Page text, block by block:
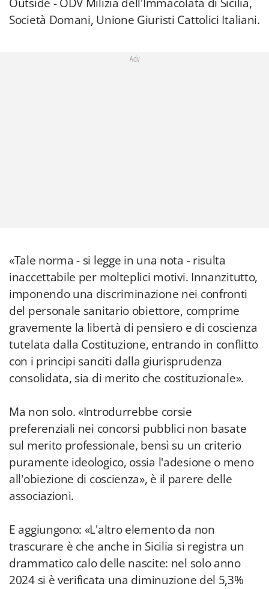
Società Domani, Unione Giuristi Cattolici Italiani.
Adv
«Tale norma - si legge in una nota - risulta
inaccettabile per molteplici motivi. Innanzitutto,
imponendo una discriminazione nei confronti
del personale sanitario obiettore, comprime
gravemente la libertà di pensiero e di coscienza
tutelata dalla Costituzione, entrando in conflitto
con i principi sanciti dalla giurisprudenza
consolidata, sia di merito che costituzionale».
Ma non solo. «Introdurrebbe corsie
preferenziali nei concorsi pubblici non basate
sul merito professionale, bensì su un criterio
puramente ideologico, ossia l'adesione o meno
all'obiezione di coscienza», è il parere delle
associazioni.
E aggiungono: «L'altro elemento da non
trascurare è che anche in Sicilia si registra un
drammatico calo delle nascite: nel solo anno
2024 si è verificata una diminuzione del 5,3%